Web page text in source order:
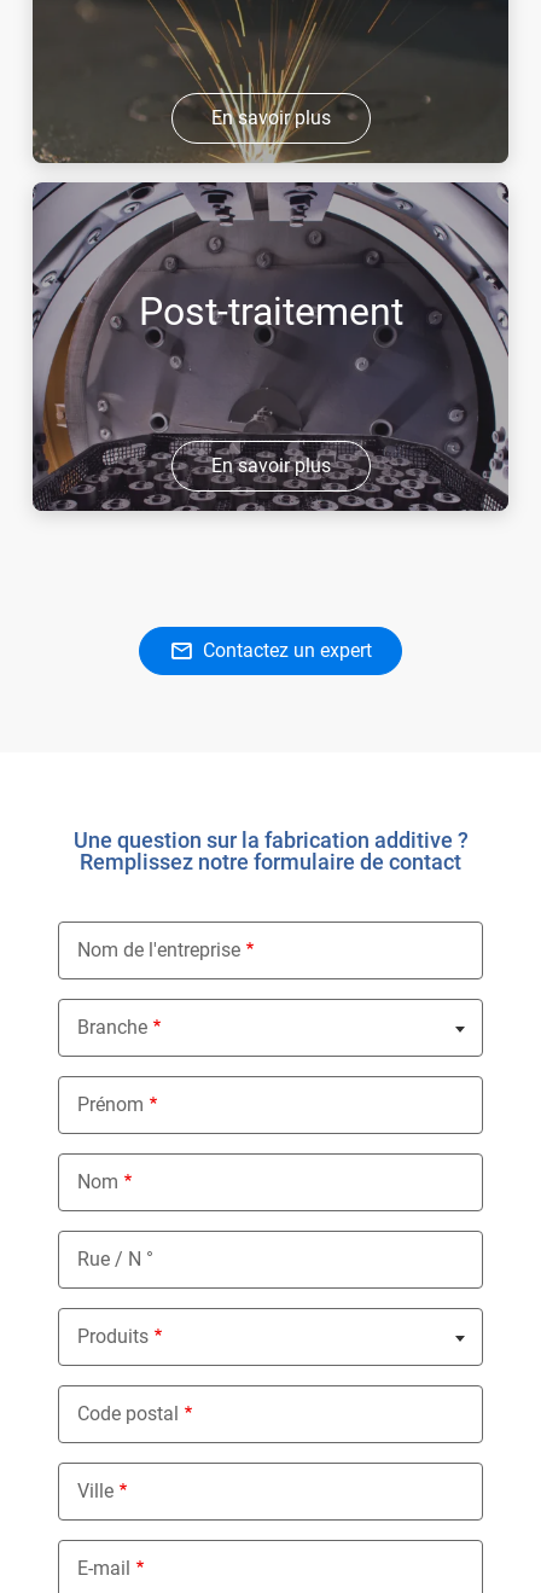
En savoir plus
Post-traitement
En savoir plus
Contactez un expert
Une question sur la fabrication additive ?
Remplissez notre formulaire de contact
Nom de l'entreprise
Branche
Nothing selected
Prénom
Nom
Rue / N °
Produits
Nothing selected
Code postal
Ville
E-mail